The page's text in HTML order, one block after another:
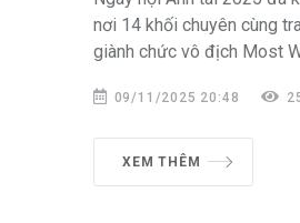
nơi 14 khối chuyên cùng
giành chức vô địch Most
09/11/2025 20:48
XEM THÊM